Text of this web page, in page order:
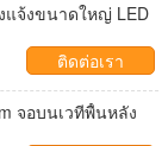
แจ้งขนาดใหญ่ LED
ติดต่อเรา
จอบนเวทีพื้นหลัง